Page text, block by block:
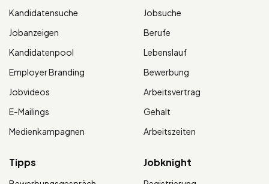
Kandidatensuche
Jobanzeigen
Kandidatenpool
Employer Branding
Jobvideos
E-Mailings
Medienkampagnen
Jobsuche
Berufe
Lebenslauf
Bewerbung
Arbeitsvertrag
Gehalt
Arbeitszeiten
Tipps Jobknight